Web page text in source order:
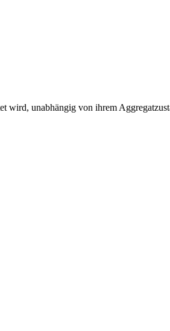
wird, unabhängig von ihrem